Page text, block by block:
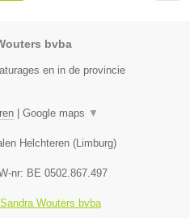
bvba
en in de provincie
Google maps ▼
Helchteren ( Limburg)
nr: BE 0502.867.497
Wouters bvba